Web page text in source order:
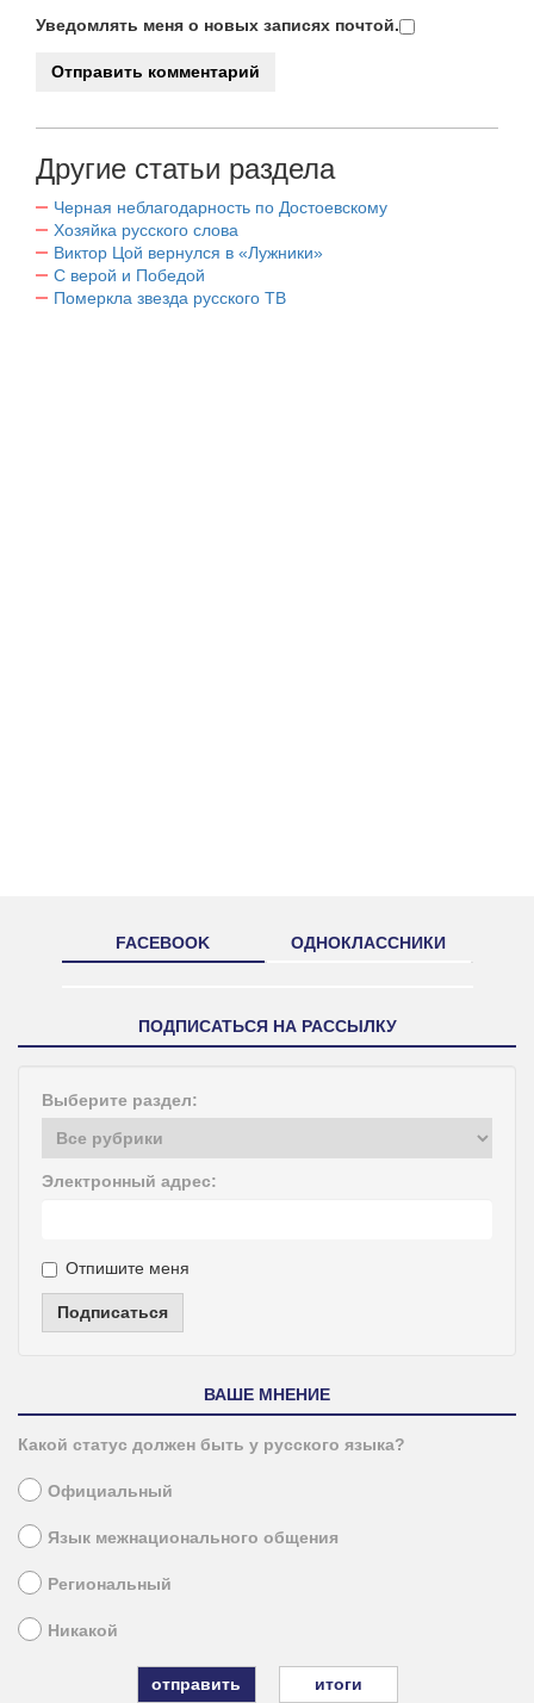
Уведомлять меня о новых записях почтой.
Другие статьи раздела
Черная неблагодарность по Достоевскому
Хозяйка русского слова
Виктор Цой вернулся в «Лужники»
С верой и Победой
Померкла звезда русского ТВ
FACEBOOK ОДНОКЛАССНИКИ
ПОДПИСАТЬСЯ НА РАССЫЛКУ
Выберите раздел:
Электронный адрес:
Отпишите меня
Подписаться
ВАШЕ МНЕНИЕ
Какой статус должен быть у русского языка?
Официальный
Язык межнационального общения
Региональный
Никакой
итоги